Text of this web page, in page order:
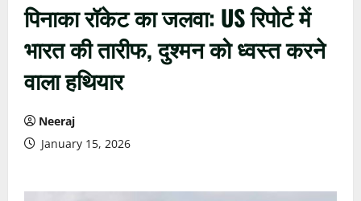
पिनाका रॉकेट का जलवा: US रिपोर्ट में
भारत की तारीफ, दुश्मन को ध्वस्त करने
वाला हथियार
Neeraj
January 15, 2026